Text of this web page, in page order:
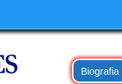
Biografia